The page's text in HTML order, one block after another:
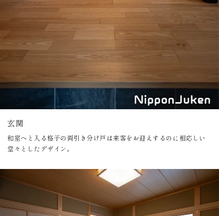
玄関
和室へと入る格子の両引き分け戸は来客をお迎えするのに相応しい
堂々としたデザイン。